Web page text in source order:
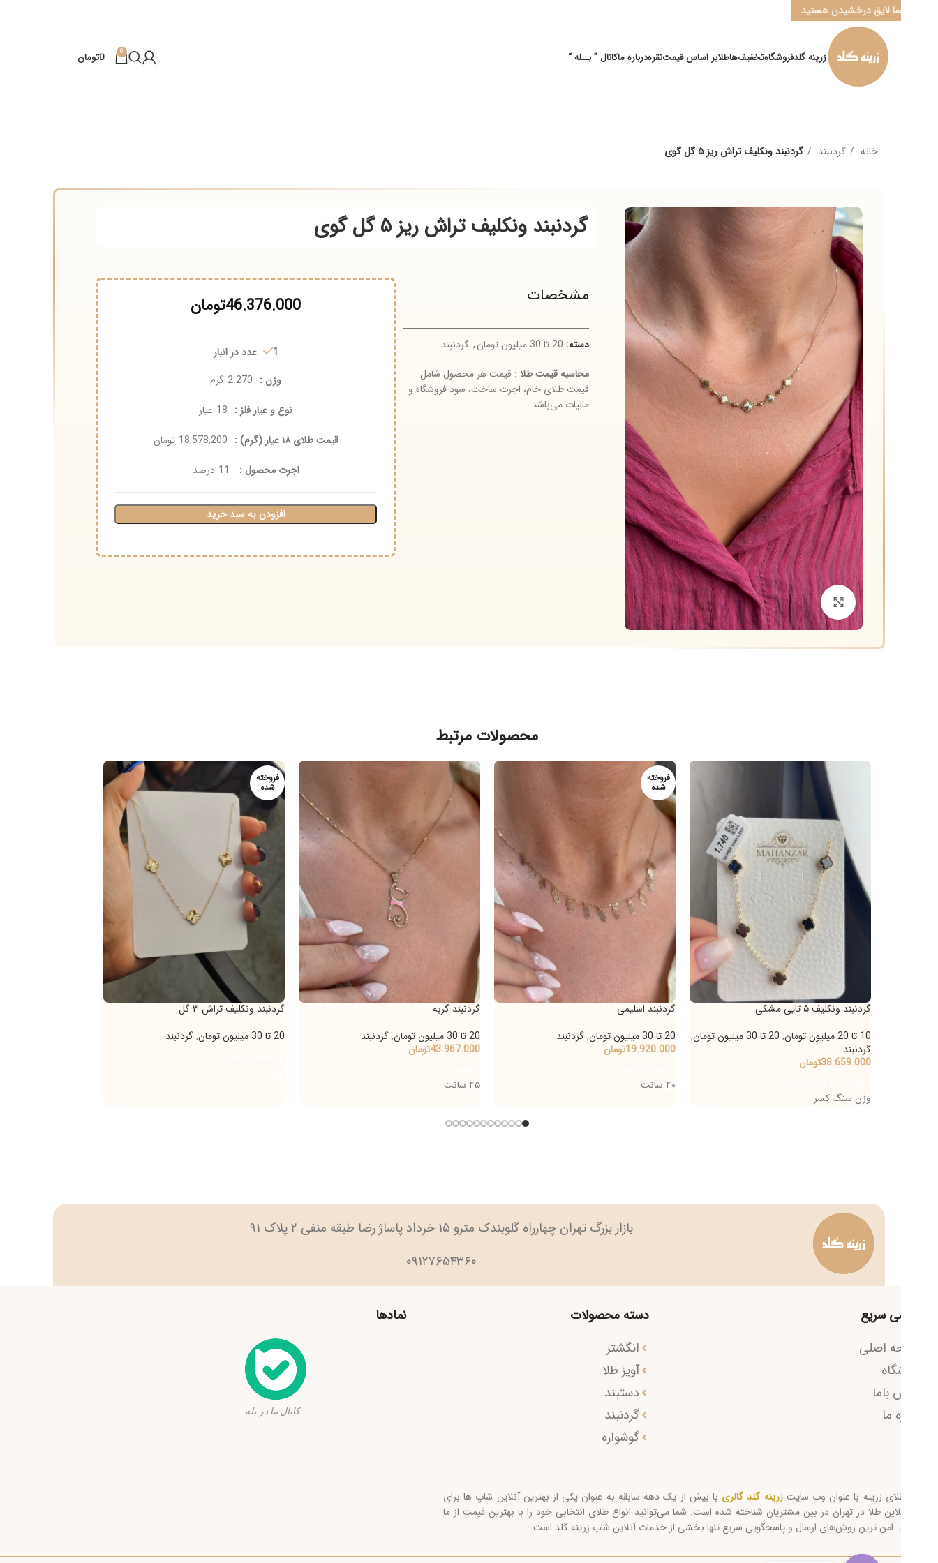
زرینه گلد فروشگاهتخفیف‌هاطلابر اساس قیمتنقرهدرباره ماکانال ” بــله “ 0تومان
گردنبند گردنبند ونکلیف تراش ریز ۵ گل گوی
برای بزرگنمایی کلیک کنید
گردنبند ونکلیف تراش ریز ۵ گل گوی
مشخصات
دسته: , گردنبند
محاسبه قیمت طلا: قیمت هر محصول شامل
قیمت طلای خام، اجرت ساخت، سود فروشگاه و
مالیات می‌باشد.
46.376.000تومان
2.270 گرم
نوع و عیار فلز : 18 عیار
قیمت طلای ۱۸ عیار (گرم) :
18,578,200 تومان
اجرت محصول : 11 درصد
افزودن به سبد خرید
محصولات مرتبط
گردنبند ونکلیف ۵ تایی مشکی
,20 تا 30 میلیون تومان
,
38.659.000تومان
وزن سنگ کسر
گردنبند اسلیمی
20 تا 30 میلیون تومان
,گردنبند
19.920.000تومان
گردنبند گربه
,گردنبند
43.967.000تومان
گردنبند ونکلیف تراش ۳ گل
,گردنبند
بازار بزرگ تهران چهارراه گلوبندک مترو ۱۵ خرداد پاساژ رضا طبقه منفی ۲ پلاک ۹۱
۰۹۱۲۷۶۵۴۳۶۰
سریع
اصلی
دسته محصولات
انگشتر
آویز طلا
دستبند
گردنبند
گوشواره
کانال ما در بله
زرینه با عنوان وب سایتزرینه گلد گالریبا بیش از یک دهه سابقه به عنوان یکی از بهترین آنلاین شاپ ها برای
طلا در تهران در بین مشتریان شناخته شده است. شما می‌توانید انواع طلای انتخابی خود را با بهترین قیمت از ما
امن ترین روش‌های ارسال و پاسخگویی سریع تنها بخشی از خدمات آنلاین شاپ زرینه گلد است.
لایق درخشیدن هستید